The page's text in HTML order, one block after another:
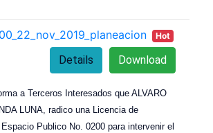
Hot
Download
Details
a Terceros Interesados que ALVARO
LUNA, radico una Licencia de
Publico No. 0200 para intervenir el